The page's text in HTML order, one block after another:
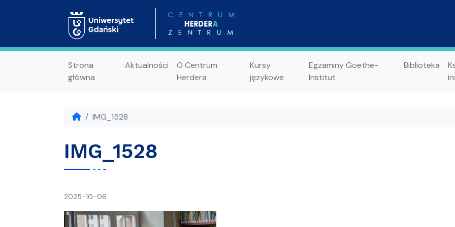
Strona
główna
Aktualności
O Centrum
Herdera
Kursy
językowe
Egzaminy Goethe-
Institut
Biblioteka
IMG_1528
IMG_1528
2025-10-06